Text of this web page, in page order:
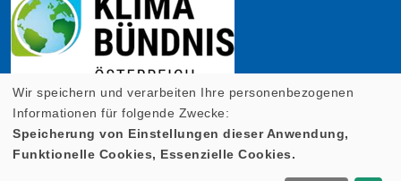
Cookie Einstellungen
Wir speichern und verarbeiten Ihre personenbezogenen
Informationen für folgende Zwecke:
Speicherung von Einstellungen dieser Anwendung,
Funktionelle Cookies, Essenzielle Cookies.